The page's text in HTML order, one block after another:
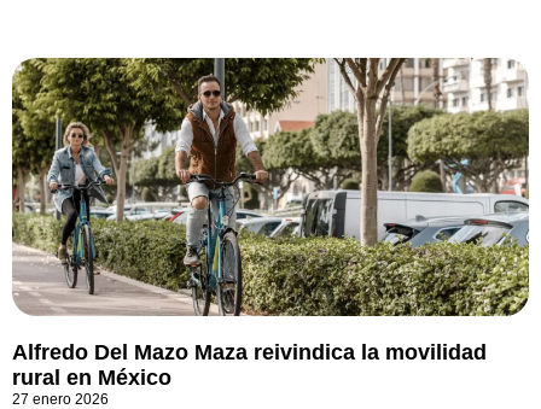
Alfredo Del Mazo Maza reivindica la movilidad
rural en México
27 enero 2026